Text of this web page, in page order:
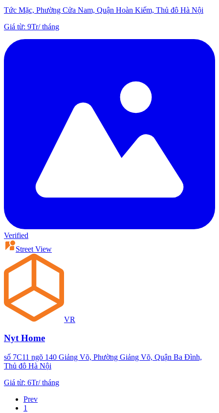
Tức Mặc, Phường Cửa Nam, Quận Hoàn Kiếm, Thủ đô Hà Nội
Giá từ: 9Tr/tháng
Verified
Street View
VR
Nyt Home
số 7C11 ngõ 140 Giảng Võ, Phường Giảng Võ, Quận Ba Đình,
Thủ đô Hà Nội
Giá từ: 6Tr/tháng
Prev
1